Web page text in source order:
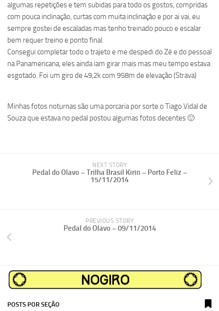
algumas repetições e tem subidas para todo os gostos, compridas
com pouca inclinação, curtas com muita inclinação e por ai vai, eu
sempre gostei de escaladas mas tenho treinado pouco e escalar
bem requer treino e ponto final.
Consegui completar todo o trajeto e me despedi do Zé e do pessoal
na Panamericana, eles ainda iam girar mais mas meu tempo estava
esgotado. Foi um giro de 49,2k com 958m de elevação (Strava)
Minhas fotos noturnas são uma porcaria por sorte o Tiago Vidal de
Souza que estava no pedal postou algumas fotos decentes 🙂
NEXT STORY
Pedal do Olavo – Trilha Brasil Kirin – Porto Feliz –
15/11/2014
PREVIOUS STORY
Pedal do Olavo – 09/11/2014
POSTS POR SEÇÃO